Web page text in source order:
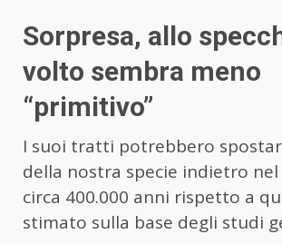
Sorpresa, allo
volto sembra meno
“primitivo”
I suoi tratti potrebbero
della nostra specie indietro
circa 400.000 anni rispetto a
stimato sulla base degli studi